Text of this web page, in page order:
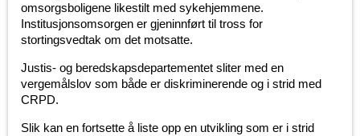
omsorgsboligene likestilt med sykehjemmene.
Institusjonsomsorgen er gjeninnført til tross for
stortingsvedtak om det motsatte.
Justis- og beredskapsdepartementet sliter med en
vergemålslov som både er diskriminerende og i strid med
CRPD.
Slik kan en fortsette å liste opp en utvikling som er i strid